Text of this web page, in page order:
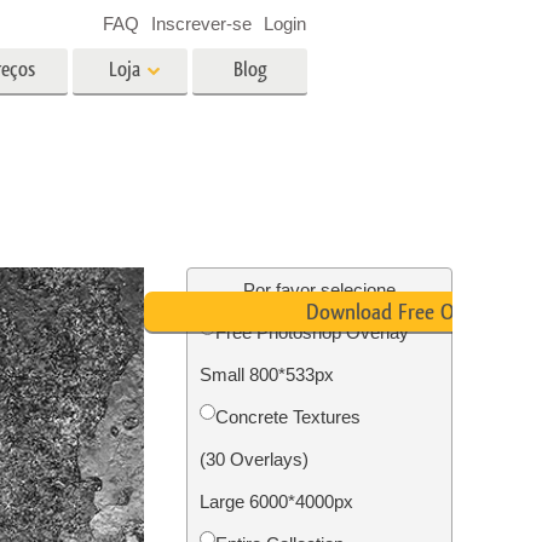
de
Foto Restauração Serviços
Loja Blog
FAQ Inscrever-se Login
Por favor selecione
Free Photoshop Overlay
Small 800*533px
Concrete Textures
(30 Overlays)
Large 6000*4000px
Download Free Overlay